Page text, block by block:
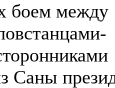
боем между
Саны